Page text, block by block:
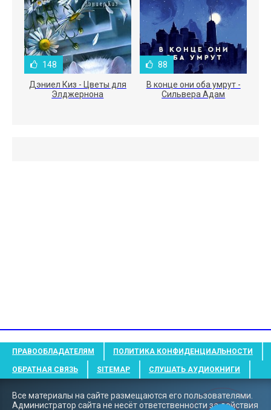
148
Дэниел Киз - Цветы для
Элджернона
88
В конце они оба умрут -
Сильвера Адам
ПРАВООБЛАДАТЕЛЯМ ПОЛИТИКА КОНФИДЕНЦИАЛЬНОСТИ
ОБРАТНАЯ СВЯЗЬ SITEMAP СЛУШАТЬ АУДИОКНИГИ
Все материалы на сайте размещаются его пользователями.
Администратор сайта не несёт ответственности за действия